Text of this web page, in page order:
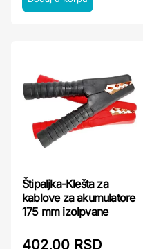
Štipaljka-Klešta za
kablove za akumulatore
175 mm izolpvane
402,00 RSD